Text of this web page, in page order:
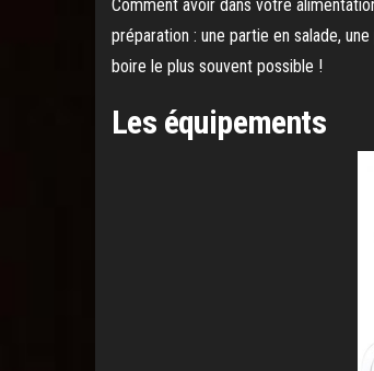
Comment avoir dans votre
préparation : une partie en salade,
boire le plus souvent possible !
Les équipements